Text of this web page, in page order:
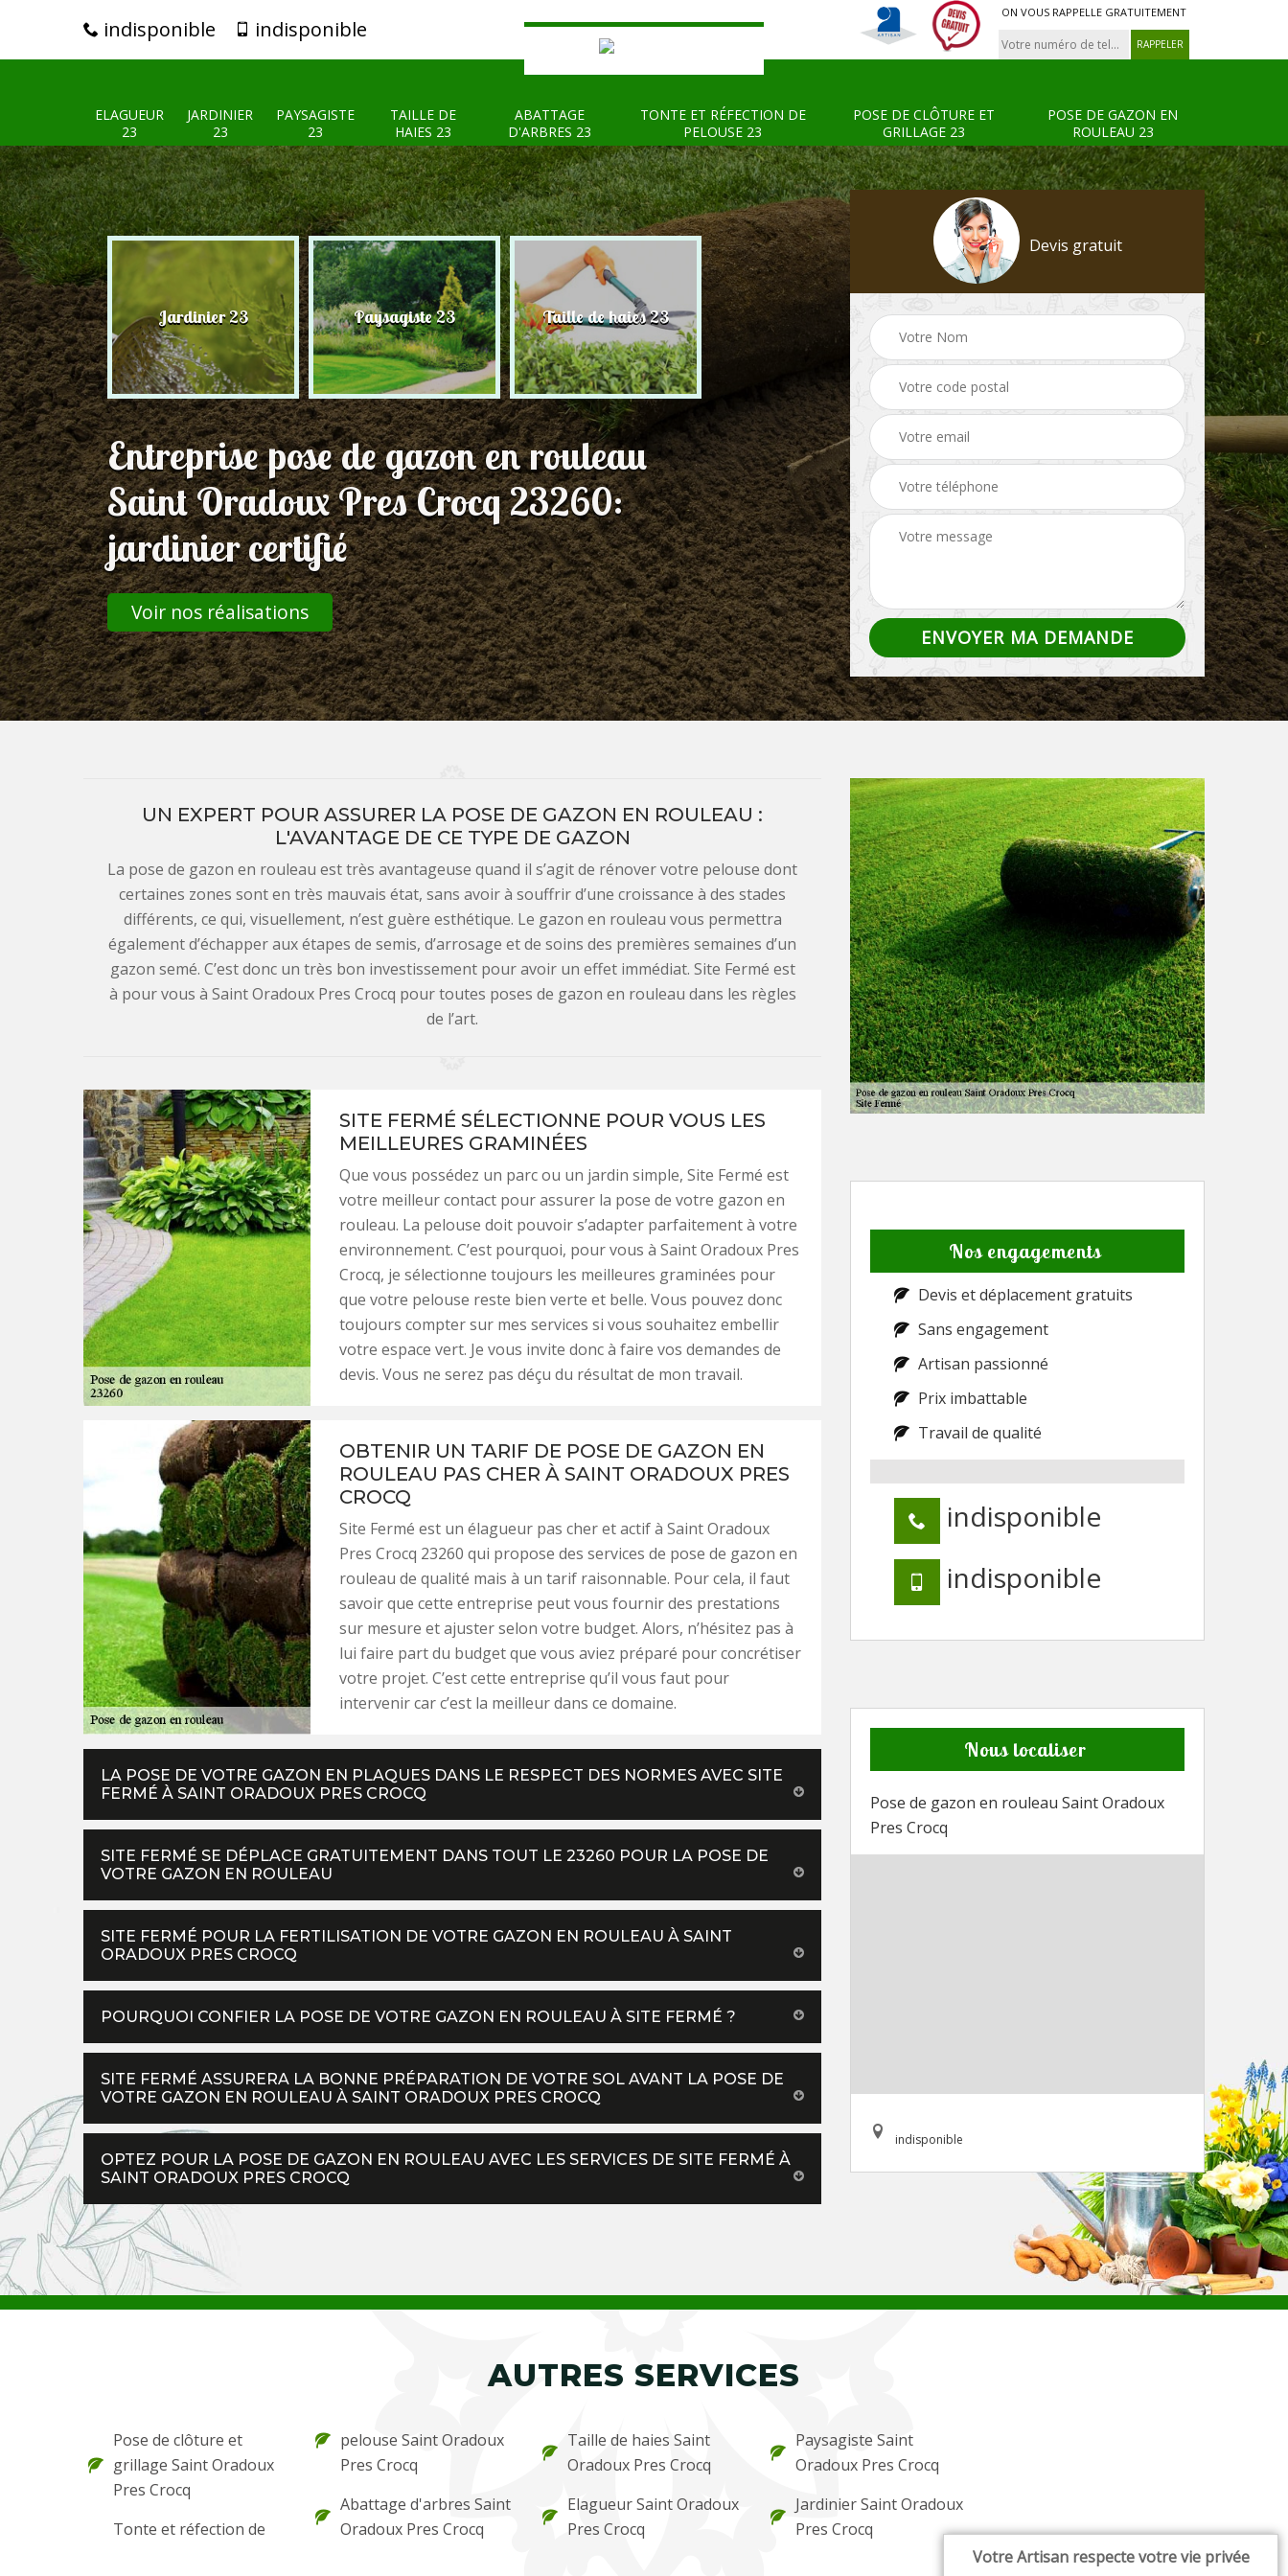
indisponible indisponible
ON VOUS RAPPELLE GRATUITEMENT
ELAGUEUR
23
JARDINIER
23
PAYSAGISTE
23
TAILLE DE
HAIES 23
ABATTAGE
D'ARBRES 23
TONTE ET RÉFECTION DE
PELOUSE 23
POSE DE CLÔTURE ET
GRILLAGE 23
POSE DE GAZON EN
ROULEAU 23
23 Jardinier 23 Paysagiste 23 Taille de haies 23 Abattage d'arbres 23 Tonte et réfection de Pose de clôture et
grillage 23
Entreprise pose de gazon en rouleau
Saint Oradoux Pres Crocq 23260:
jardinier certifié
Voir nos réalisations
Devis gratuit
UN EXPERT POUR ASSURER LA POSE DE GAZON EN ROULEAU :
L'AVANTAGE DE CE TYPE DE GAZON
La pose de gazon en rouleau est très avantageuse quand il s’agit de rénover votre pelouse dont
certaines zones sont en très mauvais état, sans avoir à souffrir d’une croissance à des stades
différents, ce qui, visuellement, n’est guère esthétique. Le gazon en rouleau vous permettra
également d’échapper aux étapes de semis, d’arrosage et de soins des premières semaines d’un
gazon semé. C’est donc un très bon investissement pour avoir un effet immédiat. Site Fermé est
à pour vous à Saint Oradoux Pres Crocq pour toutes poses de gazon en rouleau dans les règles
de l’art.
SITE FERMÉ SÉLECTIONNE POUR VOUS LES
MEILLEURES GRAMINÉES
Que vous possédez un parc ou un jardin simple, Site Fermé est
votre meilleur contact pour assurer la pose de votre gazon en
rouleau. La pelouse doit pouvoir s’adapter parfaitement à votre
environnement. C’est pourquoi, pour vous à Saint Oradoux Pres
Crocq, je sélectionne toujours les meilleures graminées pour
que votre pelouse reste bien verte et belle. Vous pouvez donc
toujours compter sur mes services si vous souhaitez embellir
votre espace vert. Je vous invite donc à faire vos demandes de
devis. Vous ne serez pas déçu du résultat de mon travail.
OBTENIR UN TARIF DE POSE DE GAZON EN
ROULEAU PAS CHER À SAINT ORADOUX PRES
CROCQ
Site Fermé est un élagueur pas cher et actif à Saint Oradoux
Pres Crocq 23260 qui propose des services de pose de gazon en
rouleau de qualité mais à un tarif raisonnable. Pour cela, il faut
savoir que cette entreprise peut vous fournir des prestations
sur mesure et ajuster selon votre budget. Alors, n’hésitez pas à
lui faire part du budget que vous aviez préparé pour concrétiser
votre projet. C’est cette entreprise qu’il vous faut pour
intervenir car c’est la meilleur dans ce domaine.
LA POSE DE VOTRE GAZON EN PLAQUES DANS LE RESPECT DES NORMES AVEC SITE
FERMÉ À SAINT ORADOUX PRES CROCQ
SITE FERMÉ SE DÉPLACE GRATUITEMENT DANS TOUT LE 23260 POUR LA POSE DE
VOTRE GAZON EN ROULEAU
SITE FERMÉ POUR LA FERTILISATION DE VOTRE GAZON EN ROULEAU À SAINT
ORADOUX PRES CROCQ
POURQUOI CONFIER LA POSE DE VOTRE GAZON EN ROULEAU À SITE FERMÉ ?
SITE FERMÉ ASSURERA LA BONNE PRÉPARATION DE VOTRE SOL AVANT LA POSE DE
VOTRE GAZON EN ROULEAU À SAINT ORADOUX PRES CROCQ
OPTEZ POUR LA POSE DE GAZON EN ROULEAU AVEC LES SERVICES DE SITE FERMÉ À
SAINT ORADOUX PRES CROCQ
Nos engagements
Devis et déplacement gratuits
Sans engagement
Artisan passionné
Prix imbattable
Travail de qualité
indisponible
indisponible
Nous localiser
Pose de gazon en rouleau Saint Oradoux
Pres Crocq
indisponible
AUTRES SERVICES
Pose de clôture et
grillage Saint Oradoux
Pres Crocq
Tonte et réfection de
pelouse Saint Oradoux
Pres Crocq
Abattage d'arbres Saint
Oradoux Pres Crocq
Taille de haies Saint
Oradoux Pres Crocq
Elagueur Saint Oradoux
Pres Crocq
Paysagiste Saint
Oradoux Pres Crocq
Jardinier Saint Oradoux
Pres Crocq
Votre Artisan respecte votre vie privée